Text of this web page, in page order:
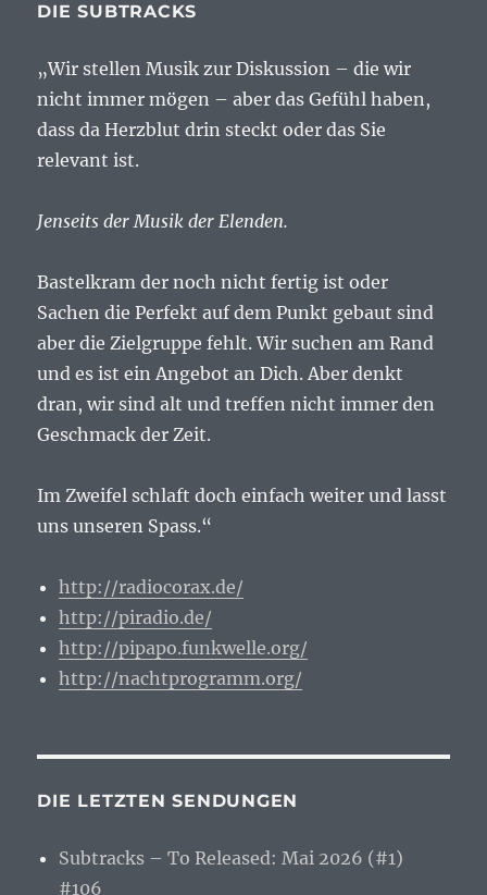
DIE SUBTRACKS
„Wir stellen Musik zur Diskussion – die wir
nicht immer mögen – aber das Gefühl haben,
dass da Herzblut drin steckt oder das Sie
relevant ist.
Jenseits der Musik der Elenden.
Bastelkram der noch nicht fertig ist oder
Sachen die Perfekt auf dem Punkt gebaut sind
aber die Zielgruppe fehlt. Wir suchen am Rand
und es ist ein Angebot an Dich. Aber denkt
dran, wir sind alt und treffen nicht immer den
Geschmack der Zeit.
Im Zweifel schlaft doch einfach weiter und lasst
uns unseren Spass.“
http://radiocorax.de/
http://piradio.de/
http://pipapo.funkwelle.org/
http://nachtprogramm.org/
DIE LETZTEN SENDUNGEN
Subtracks – To Released: Mai 2026 (#1)
#106